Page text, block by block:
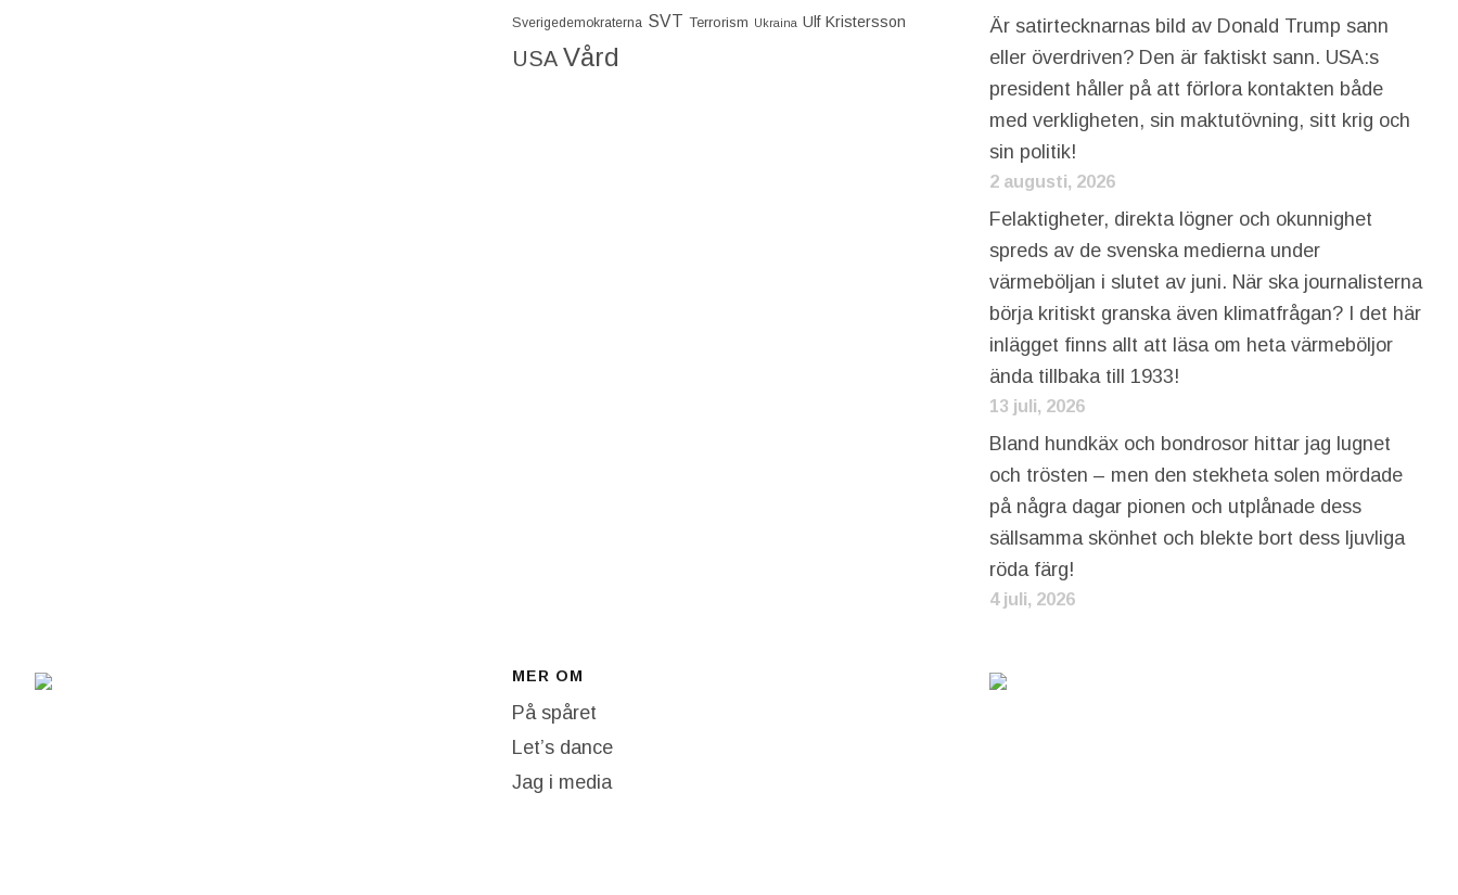
Sverigedemokraterna SVT Terrorism Ukraina Ulf Kristersson
USA Vård
Är satirtecknarnas bild av Donald Trump sann
eller överdriven? Den är faktiskt sann. USA:s
president håller på att förlora kontakten både
med verkligheten, sin maktutövning, sitt krig och
sin politik!
2 augusti, 2026
Felaktigheter, direkta lögner och okunnighet
spreds av de svenska medierna under
värmeböljan i slutet av juni. När ska journalisterna
börja kritiskt granska även klimatfrågan? I det här
inlägget finns allt att läsa om heta värmeböljor
ända tillbaka till 1933!
13 juli, 2026
Bland hundkäx och bondrosor hittar jag lugnet
och trösten – men den stekheta solen mördade
på några dagar pionen och utplånade dess
sällsamma skönhet och blekte bort dess ljuvliga
röda färg!
4 juli, 2026
MER OM
På spåret
Let’s dance
Jag i media